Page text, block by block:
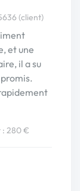
(client)
et une
il a su
: 280 €